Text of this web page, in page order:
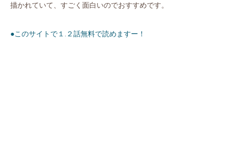
描かれていて、すごく面白いのでおすすめです。
●このサイトで１.２話無料で読めますー！